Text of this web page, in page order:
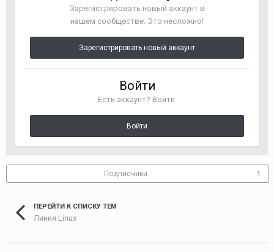
Зарегистрировать новый аккаунт в
нашем сообществе. Это несложно!
Зарегистрировать новый аккаунт
Войти
Есть аккаунт? Войти.
Войти
Подписчики 1
ПЕРЕЙТИ К СПИСКУ ТЕМ
Линия Linux